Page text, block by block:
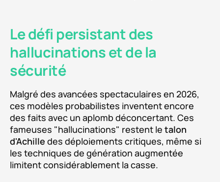
Le défi persistant des
hallucinations et de la
sécurité
Malgré des avancées spectaculaires en 2026,
ces modèles probabilistes inventent encore
des faits avec un aplomb déconcertant. Ces
fameuses "hallucinations" restent le talon
d'Achille des déploiements critiques, même si
les techniques de génération augmentée
limitent considérablement la casse.